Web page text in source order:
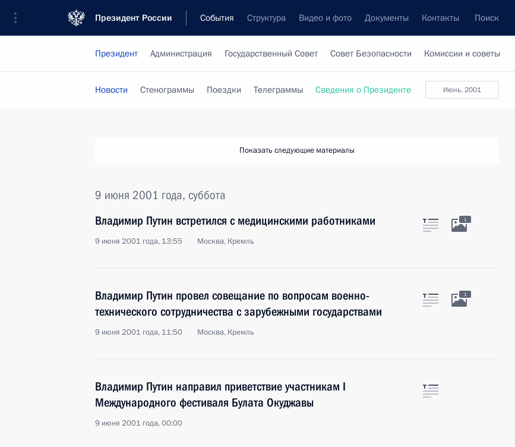
Президент России События Структура Видео и фото Документы Контакты Поиск
Президент Администрация Государственный Совет Совет Безопасности Комиссии и советы
июнь, 2001
Новости Стенограммы Поездки Телеграммы Сведения о Президенте
Показать следующие материалы
9 июня 2001 года, суббота
Владимир Путин встретился с медицинскими работниками
9 июня 2001 года, 13:55 Москва, Кремль
1
Владимир Путин провел совещание по вопросам военно-
технического сотрудничества с зарубежными государствами
9 июня 2001 года, 11:50 Москва, Кремль
1
Владимир Путин направил приветствие участникам I
Международного фестиваля Булата Окуджавы
9 июня 2001 года, 00:00